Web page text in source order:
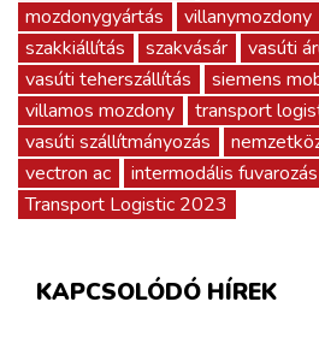
mozdonygyártás
villanymozdony
szakkiállítás
szakvásár vasúti
vasúti teherszállítás
siemens
villamos mozdony
transport
vasúti szállítmányozás
vectron ac
intermodális fuvarozás
Transport Logistic 2023
KAPCSOLÓDÓ HÍREK